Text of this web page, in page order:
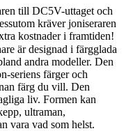
till DC5V-uttaget och
kräver joniseraren
kostnader i framtiden!
är designad i färgglada
andra modeller. Den
seriens färger och
färg du vill. Den
liv. Formen kan
ultraman,
vara vad som helst.